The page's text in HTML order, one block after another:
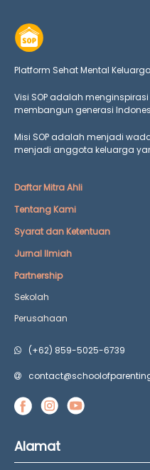
Platform Sehat Mental Keluarga
Visi SOP adalah
membangun generasi
Misi SOP adalah menjadi
menjadi anggota keluarga
Daftar Mitra Ahli
Tentang Kami
Syarat dan Ketentuan
Jurnal Ilmiah
Partnership
Sekolah
Perusahaan
(+62) 859-5025-6739
Alamat